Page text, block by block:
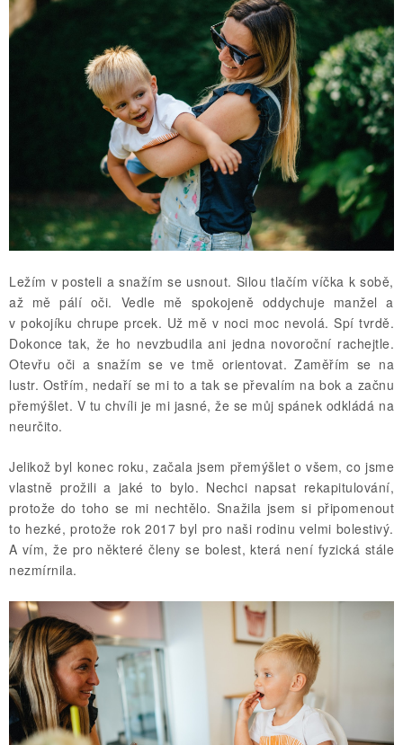
Ležím v posteli a snažím se usnout. Silou tlačím víčka k sobě,
až mě pálí oči. Vedle mě spokojeně oddychuje manžel a
v pokojíku chrupe prcek. Už mě v noci moc nevolá. Spí tvrdě.
Dokonce tak, že ho nevzbudila ani jedna novoroční rachejtle.
Otevřu oči a snažím se ve tmě orientovat. Zaměřím se na
lustr. Ostřím, nedaří se mi to a tak se převalím na bok a začnu
přemýšlet. V tu chvíli je mi jasné, že se můj spánek odkládá na
neurčito.
Jelikož byl konec roku, začala jsem přemýšlet o všem, co jsme
vlastně prožili a jaké to bylo. Nechci napsat rekapitulování,
protože do toho se mi nechtělo. Snažila jsem si připomenout
to hezké, protože rok 2017 byl pro naši rodinu velmi bolestivý.
A vím, že pro některé členy se bolest, která není fyzická stále
nezmírnila.